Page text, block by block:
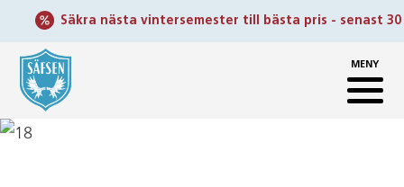
Säkra nästa vintersemester till bästa pris - senast 30
MENY